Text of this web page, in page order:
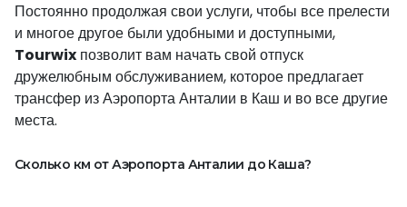
Постоянно продолжая свои услуги, чтобы все прелести
и многое другое были удобными и доступными,
Tourwix позволит вам начать свой отпуск
дружелюбным обслуживанием, которое предлагает
трансфер из Аэропорта Анталии в Каш и во все другие
места.
Сколько км от Аэропорта Анталии до Каша?